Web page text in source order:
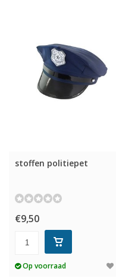
stoffen politiepet
€9,50
Op voorraad